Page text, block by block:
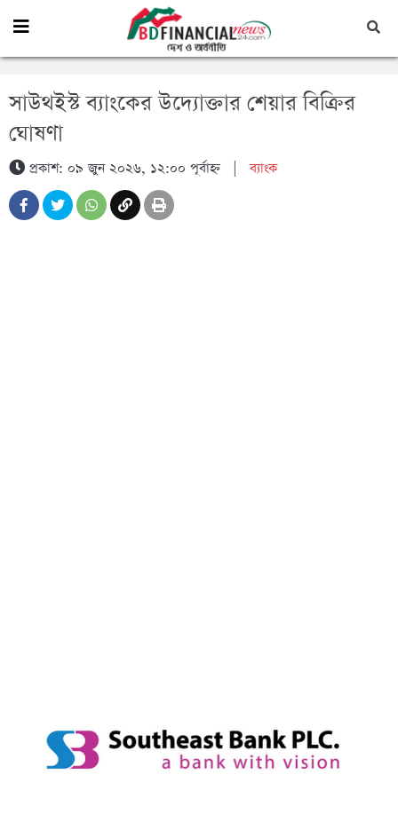
সাউথইস্ট ব্যাংকের উদ্যোক্তার শেয়ার বিক্রির
ঘোষণা
প্রকাশ: ০৯ জুন ২০২৬, ১২:০০ পূর্বাহ্ন|ব্যাংক